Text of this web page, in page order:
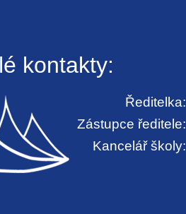
kontakty:
Ředitelka:
Zástupce ředitele:
Kancelář školy: